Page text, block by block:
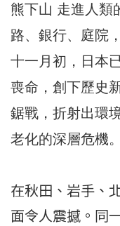
熊下山 走進人類
路、銀行、庭院
十一月初，日本
喪命，創下歷史
鋸戰，折射出環
老化的深層危機。
在秋田、岩手、
面令人震撼。同